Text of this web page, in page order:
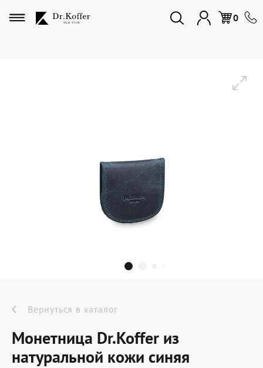
0
Избранное
Подарки и сувениры
Подарочные карты
Dr.Koffer Outlet
Новинки
Акции
Вернуться в каталог
Монетница Dr.Koffer из
натуральной кожи синяя